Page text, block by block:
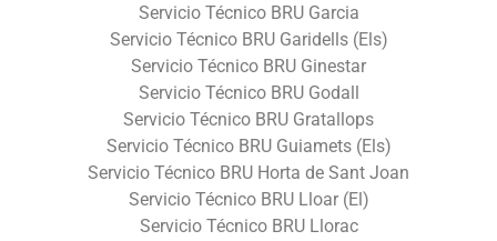
Servicio Técnico BRU Garcia
Servicio Técnico BRU Garidells (Els)
Servicio Técnico BRU Ginestar
Servicio Técnico BRU Godall
Servicio Técnico BRU Gratallops
Servicio Técnico BRU Guiamets (Els)
Servicio Técnico BRU Horta de Sant Joan
Servicio Técnico BRU Lloar (El)
Servicio Técnico BRU Llorac